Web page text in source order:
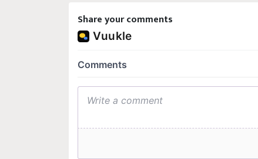
Share your comments